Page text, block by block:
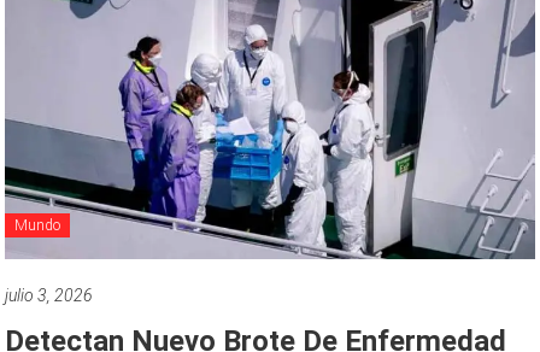
Mundo
julio 3, 2026
Detectan Nuevo Brote De Enfermedad